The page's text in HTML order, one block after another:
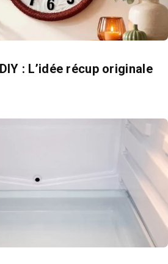
: L’idée récup originale